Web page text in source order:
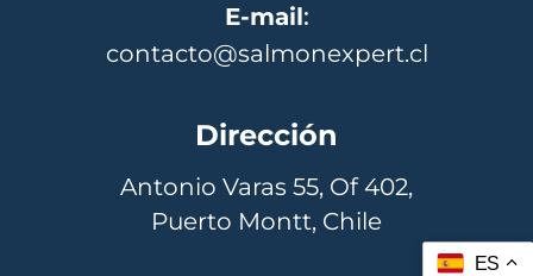
E-mail:
contacto@salmonexpert.cl
Dirección
Antonio Varas 55, Of 402,
Puerto Montt, Chile
ES